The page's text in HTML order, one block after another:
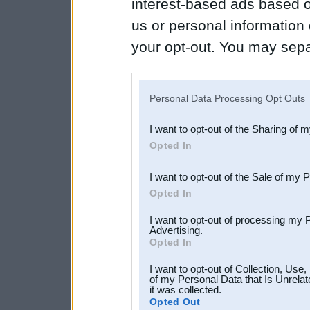
interest-based ads based
us or personal
your opt-out. You may
Downstream Participants
third parties.
Personal Data Processing Opt Outs
I want to opt-out of the Sharing of
Opted In
I want to opt-out of the Sale of my
Opted In
I want to opt-out of processing my
Advertising.
Opted In
I want to opt-out of Collection,
of my Personal Data that Is
it was collected.
Opted Out